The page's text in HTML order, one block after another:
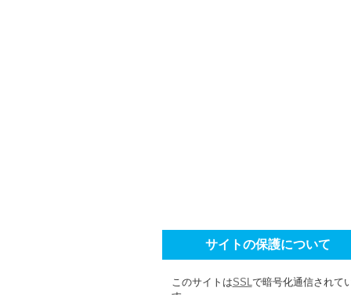
サイトの保護について
このサイトはSSLで暗号化通信されて